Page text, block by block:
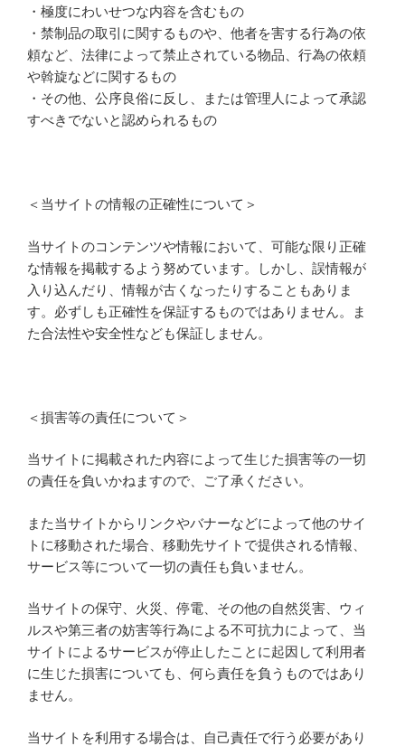
・極度にわいせつな内容を含むもの
・禁制品の取引に関するものや、他者を害する行為の依
頼など、法律によって禁止されている物品、行為の依頼
や斡旋などに関するもの
・その他、公序良俗に反し、または管理人によって承認
すべきでないと認められるもの
＜当サイトの情報の正確性について＞
当サイトのコンテンツや情報において、可能な限り正確
な情報を掲載するよう努めています。しかし、誤情報が
入り込んだり、情報が古くなったりすることもありま
す。必ずしも正確性を保証するものではありません。ま
た合法性や安全性なども保証しません。
＜損害等の責任について＞
当サイトに掲載された内容によって生じた損害等の一切
の責任を負いかねますので、ご了承ください。
また当サイトからリンクやバナーなどによって他のサイ
トに移動された場合、移動先サイトで提供される情報、
サービス等について一切の責任も負いません。
当サイトの保守、火災、停電、その他の自然災害、ウィ
ルスや第三者の妨害等行為による不可抗力によって、当
サイトによるサービスが停止したことに起因して利用者
に生じた損害についても、何ら責任を負うものではあり
ません。
当サイトを利用する場合は、自己責任で行う必要があり